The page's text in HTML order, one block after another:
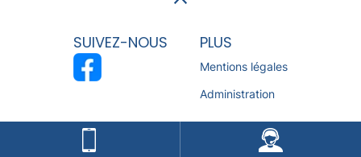
SUIVEZ-NOUS PLUS
Mentions légales
Administration